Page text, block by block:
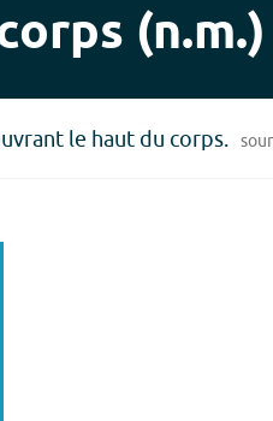
(n.m.)
le haut du corps.